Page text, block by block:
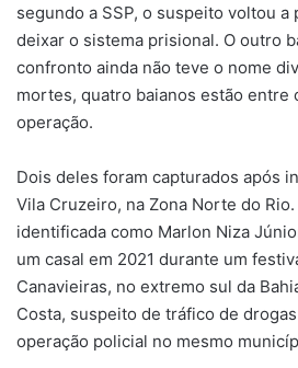
segundo a SSP, o suspeito voltou a
deixar o sistema prisional. O outro
confronto ainda não teve o nome
mortes, quatro baianos estão entre
operação.
Dois deles foram capturados após
Vila Cruzeiro, na Zona Norte do
identificada como Marlon Niza
um casal em 2021 durante um
Canavieiras, no extremo sul da
Costa, suspeito de tráfico de
operação policial no mesmo